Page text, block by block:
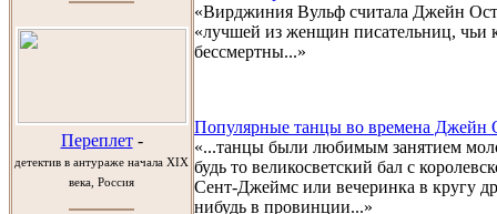
Переплет-
детектив в антураже начала XIX
века, Россия
«Вирджиния Вульф считала Джейн
«лучшей из женщин писательниц, чьи
бессмертны...»
Популярные танцы во времена Джейн
«...танцы были любимым занятием
будь то великосветский бал с
Сент-Джеймс или вечеринка в кругу
нибудь в провинции...»